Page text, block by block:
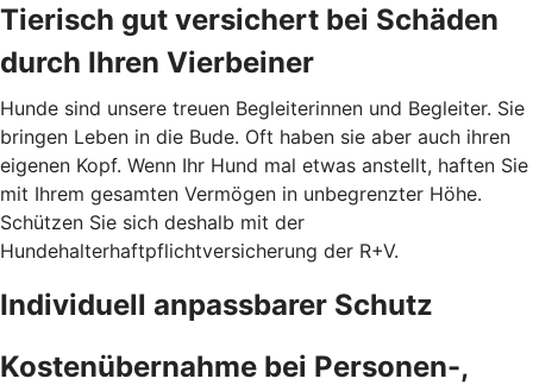
Tierisch gut versichert bei Schäden
durch Ihren Vierbeiner
Hunde sind unsere treuen Begleiterinnen und Begleiter. Sie
bringen Leben in die Bude. Oft haben sie aber auch ihren
eigenen Kopf. Wenn Ihr Hund mal etwas anstellt, haften Sie
mit Ihrem gesamten Vermögen in unbegrenzter Höhe.
Schützen Sie sich deshalb mit der
Hundehalterhaftpflichtversicherung der R+V.
Individuell anpassbarer Schutz
Kostenübernahme bei Personen-,